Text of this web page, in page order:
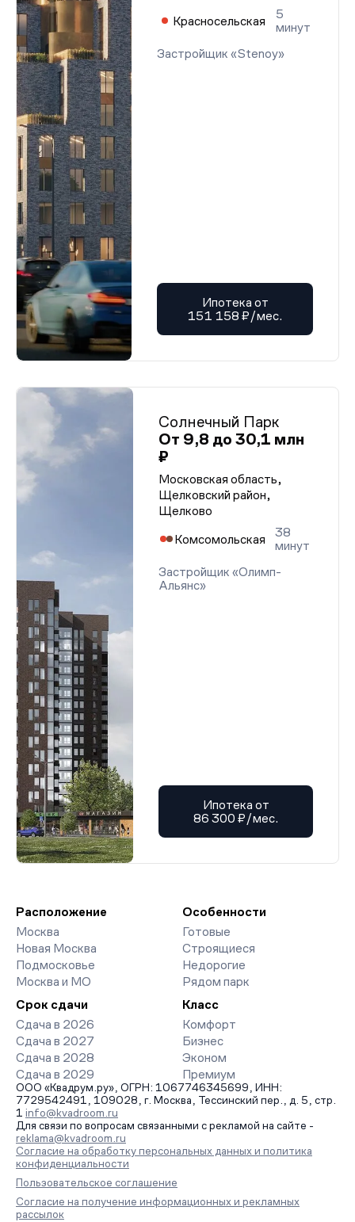
Красносельская
5
минут
Застройщик «Stenoy»
Ипотека от
151 158 ₽/мес.
Солнечный Парк
От 9,8 до 30,1 млн
₽
Московская область,
Щелковский район,
Щелково
Комсомольская
38
минут
Застройщик «Олимп-
Альянс»
Ипотека от
86 300 ₽/мес.
Расположение
Москва
Новая Москва
Подмосковье
Москва и МО
Особенности
Готовые
Строящиеся
Недорогие
Рядом парк
Срок сдачи
Сдача в 2026
Сдача в 2027
Сдача в 2028
Сдача в 2029
Класс
Комфорт
Бизнес
Эконом
Премиум
ООО «Квадрум.ру», ОГРН: 1067746345699, ИНН:
7729542491, 109028, г. Москва, Тессинский пер., д. 5, стр.
1 info@kvadroom.ru
Для связи по вопросам связанными с рекламой на сайте -
reklama@kvadroom.ru
Согласие на обработку персональных данных и политика
конфиденциальности
Пользовательское соглашение
Согласие на получение информационных и рекламных
рассылок